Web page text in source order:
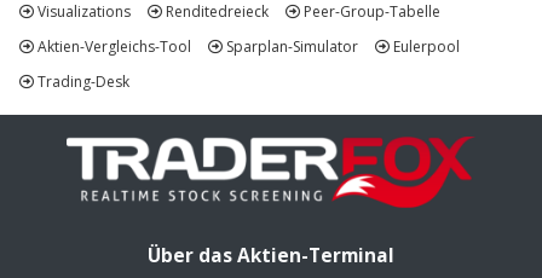
Visualizations
Renditedreieck
Peer-Group-Tabelle
Aktien-Vergleichs-Tool
Sparplan-Simulator
Eulerpool
Trading-Desk
Über das Aktien-Terminal